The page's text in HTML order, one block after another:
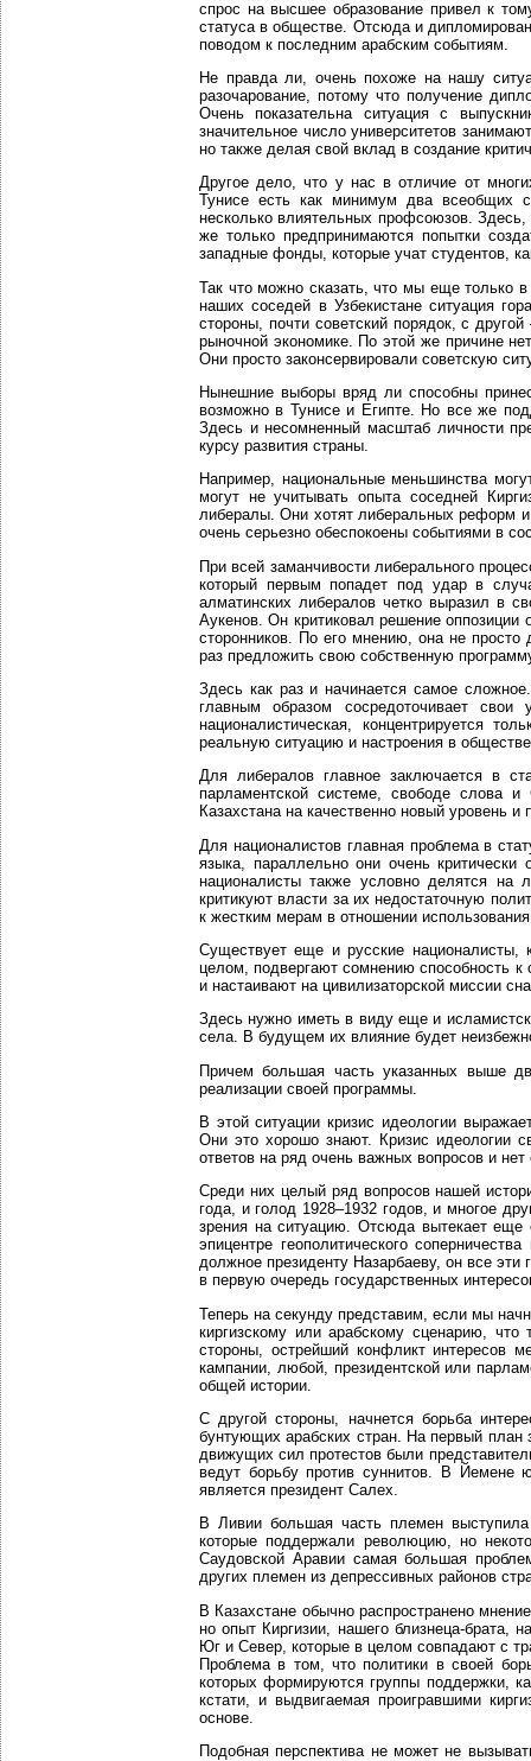
спрос на высшее образование привел к
статуса в обществе. Отсюда и
поводом к последним арабским событиям.
Не правда ли, очень похоже на нашу
разочарование, потому что получение
Очень показательна ситуация с
значительное число университетов
но также делая свой вклад в создание
Другое дело, что у нас в отличие от
Тунисе есть как минимум два всеобщих
несколько влиятельных профсоюзов.
же только предпринимаются попытки
западные фонды, которые учат студентов,
Так что можно сказать, что мы еще только
наших соседей в Узбекистане ситуация
стороны, почти советский порядок, с
рыночной экономике. По этой же причине
Они просто законсервировали советскую
Нынешние выборы вряд ли способны
возможно в Тунисе и Египте. Но все же
Здесь и несомненный масштаб личности
курсу развития страны.
Например, национальные меньшинства
могут не учитывать опыта соседней
либералы. Они хотят либеральных реформ и
очень серьезно обеспокоены событиями в
При всей заманчивости либерального
который первым попадет под удар в
алматинских либералов четко выразил в
Аукенов. Он критиковал решение оппозиции
сторонников. По его мнению, она не
раз предложить свою собственную
Здесь как раз и начинается самое
главным образом сосредоточивает
националистическая, концентрируется
реальную ситуацию и настроения в
Для либералов главное заключается в
парламентской системе, свободе слова
Казахстана на качественно новый уровень
Для националистов главная проблема в
языка, параллельно они очень
националисты также условно делятся на
критикуют власти за их недостаточную
к жестким мерам в отношении
Существует еще и русские националисты,
целом, подвергают сомнению способность
и настаивают на цивилизаторской миссии
Здесь нужно иметь в виду еще и
села. В будущем их влияние будет
Причем большая часть указанных выше
реализации своей программы.
В этой ситуации кризис идеологии
Они это хорошо знают. Кризис идеологии
ответов на ряд очень важных вопросов и
Среди них целый ряд вопросов нашей
года, и голод 1928–1932 годов, и многое
зрения на ситуацию. Отсюда вытекает еще
эпицентре геополитического
должное президенту Назарбаеву, он все
в первую очередь государственных
Теперь на секунду представим, если мы
киргизскому или арабскому сценарию,
стороны, острейший конфликт интересов
кампании, любой, президентской или
общей истории.
С другой стороны, начнется борьба
бунтующих арабских стран. На первый
движущих сил протестов были
ведут борьбу против суннитов. В Йемене
является президент Салех.
В Ливии большая часть племен
которые поддержали революцию, но
Саудовской Аравии самая большая
других племен из депрессивных районов
В Казахстане обычно распространено
но опыт Киргизии, нашего близнеца-брата,
Юг и Север, которые в целом совпадают с
Проблема в том, что политики в своей
которых формируются группы поддержки,
кстати, и выдвигаемая проигравшими
основе.
Подобная перспектива не может не